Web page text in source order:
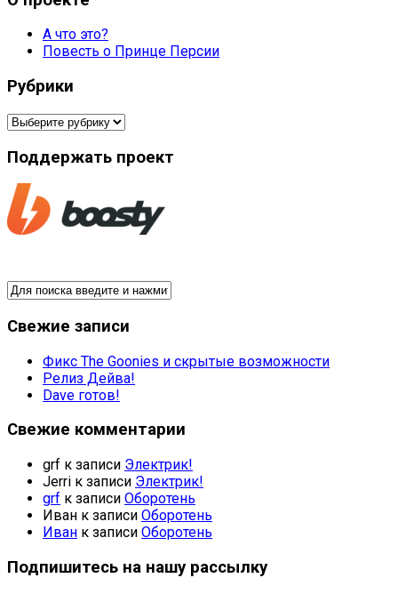
А что это?
Повесть о Принце Персии
Рубрики
Рубрики
Поддержать проект
Свежие записи
Фикс The Goonies и скрытые возможности
Релиз Дейва!
Dave готов!
Свежие комментарии
grf к записи Электрик!
Jerri к записи Электрик!
grf к записи Оборотень
Иван к записи Оборотень
Иван к записи Оборотень
Подпишитесь на нашу рассылку